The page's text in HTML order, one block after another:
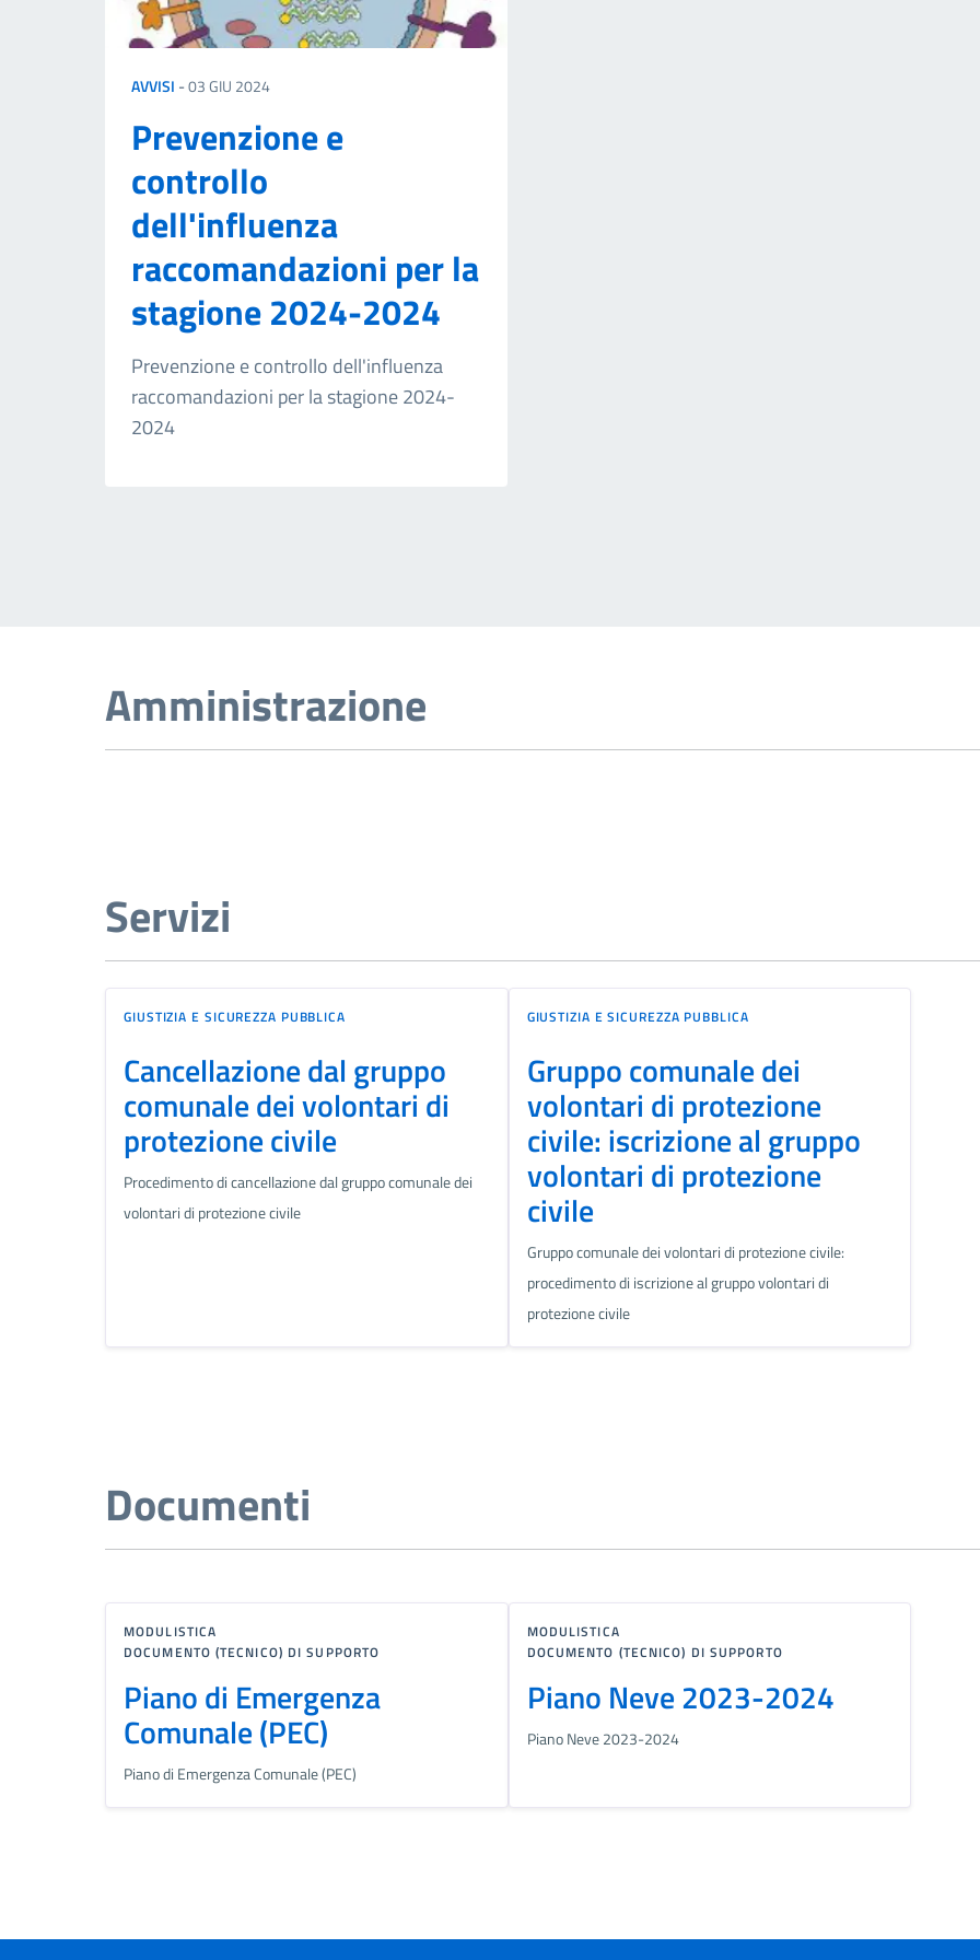
AVVISI -03 GIU 2024
Prevenzione e
controllo
dell'influenza
raccomandazioni per la
stagione 2024-2024
Prevenzione e controllo dell'influenza
raccomandazioni per la stagione 2024-
2024
Amministrazione
Servizi
GIUSTIZIA E SICUREZZA PUBBLICA
Cancellazione dal gruppo
comunale dei volontari di
protezione civile
Procedimento di cancellazione dal gruppo comunale dei
volontari di protezione civile
GIUSTIZIA E SICUREZZA PUBBLICA
Gruppo comunale dei
volontari di protezione
civile: iscrizione al gruppo
volontari di protezione
civile
Gruppo comunale dei volontari di protezione civile:
procedimento di iscrizione al gruppo volontari di
protezione civile
Documenti
MODULISTICA
DOCUMENTO (TECNICO) DI SUPPORTO
Piano di Emergenza
Comunale (PEC)
Piano di Emergenza Comunale (PEC)
MODULISTICA
DOCUMENTO (TECNICO) DI SUPPORTO
Piano Neve 2023-2024
Piano Neve 2023-2024